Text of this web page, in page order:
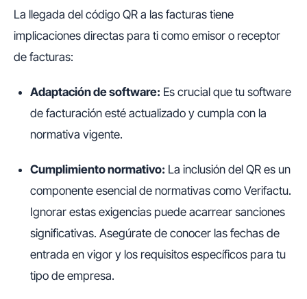
La llegada del código QR a las facturas tiene
implicaciones directas para ti como emisor o receptor
de facturas:
Adaptación de software: Es crucial que tu software
de facturación esté actualizado y cumpla con la
normativa vigente.
Cumplimiento normativo: La inclusión del QR es un
componente esencial de normativas como Verifactu.
Ignorar estas exigencias puede acarrear sanciones
significativas. Asegúrate de conocer las fechas de
entrada en vigor y los requisitos específicos para tu
tipo de empresa.